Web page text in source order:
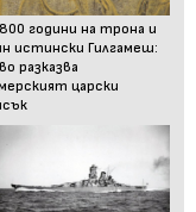
години на трона и
истински Гилгамеш:
разказва
царски